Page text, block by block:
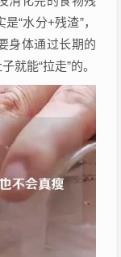
“水分+残渣”，
身体通过长期的
就能“拉走”的。